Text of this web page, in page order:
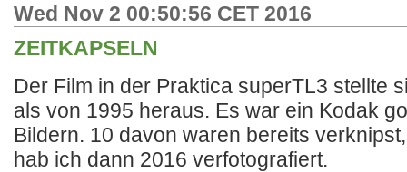
Wed Nov 2 00:50:56 CET 2016
ZEITKAPSELN
Der Film in der Praktica superTL3 stellte
als von 1995 heraus. Es war ein Kodak
Bildern. 10 davon waren bereits
hab ich dann 2016 verfotografiert.